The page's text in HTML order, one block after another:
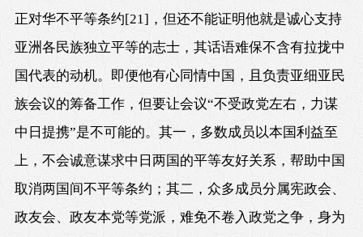
正对华不平等条约[21] ，但还不能证明他就是诚心支持
亚洲各民族独立平等的志士，其话语难保不含有拉拢中
国代表的动机。即便他有心同情中国，且负责亚细亚民
族会议的筹备工作，但要让会议“不受政党左右，力谋
中日提携”是不可能的。其一，多数成员以本国利益至
上，不会诚意谋求中日两国的平等友好关系，帮助中国
取消两国间不平等条约；其二，众多成员分属宪政会、
政友会、政友本党等党派，难免不卷入政党之争，身为